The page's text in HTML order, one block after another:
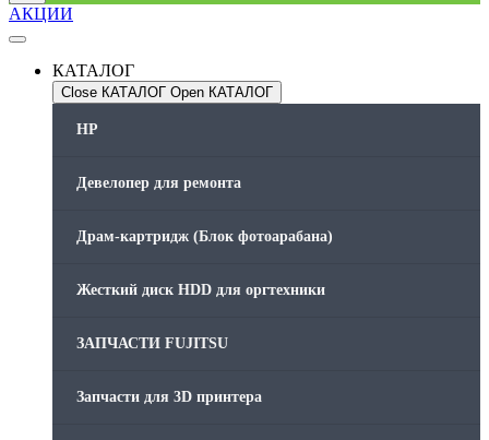
Печатающая головка для принтера
Скрепки для финишера
Средства для сервиса / Оборудование
Стяжки для кабеля
Товары для заправки
АКЦИИ
КАТАЛОГ
Close КАТАЛОГ Open КАТАЛОГ
HP
Девелопер для ремонта
Драм-картридж (Блок фотоарабана)
Жесткий диск HDD для оргтехники
ЗАПЧАСТИ FUJITSU
Запчасти для 3D принтера